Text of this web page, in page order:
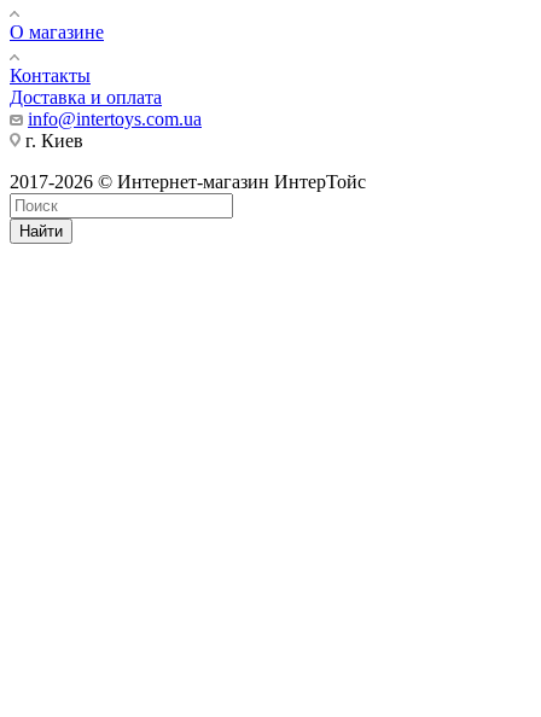
О магазине
Контакты
Доставка и оплата
info@intertoys.com.ua
г. Киев
2017-2026 © Интернет-магазин ИнтерТойс
Найти